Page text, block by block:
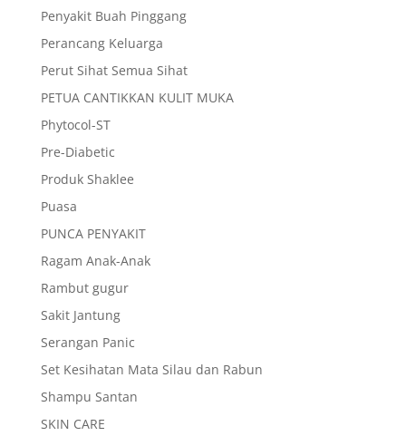
Penyakit Buah Pinggang
Perancang Keluarga
Perut Sihat Semua Sihat
PETUA CANTIKKAN KULIT MUKA
Phytocol-ST
Pre-Diabetic
Produk Shaklee
Puasa
PUNCA PENYAKIT
Ragam Anak-Anak
Rambut gugur
Sakit Jantung
Serangan Panic
Set Kesihatan Mata Silau dan Rabun
Shampu Santan
SKIN CARE